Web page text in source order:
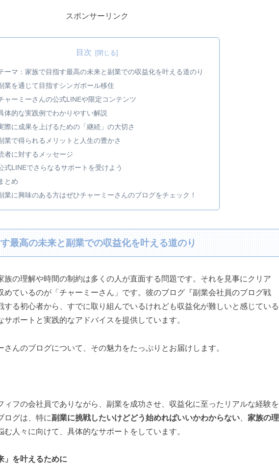
スポンサーリンク
目次
ーマ：家族で目指す最高の未来と副業での収益化を叶える道のり
業を通じて目指すシンガポール移住
ャーミーさんの公式LINEや限定コンテンツ
体的な実践例でわかりやすい解説
際に成果を上げるための「継続」の大切さ
業で得られるメリットと人生の豊かさ
者に対するメッセージ
式LINEでさらなるサポートを受けよう
とめ
業に興味のある方はぜひチャーミーさんのブログをチェック！
最高の未来と副業での収益化を叶える道のり
族の理解や時間の制約は多くの人が直面する問題です。それを見事にクリア
めているのが「チャーミーさん」です。彼のブログ『副業会社員のブログ戦
する初心者から、すでに取り組んでいるけれども収益化が難しいと感じている
サポートと実践的なアドバイスを提供しています。
んのブログについて、その魅力をたっぷりとお届けします。
ィフの会社員でありながら、副業を成功させ、収益化に至ったリアルな経験を
ログは、特に副業に挑戦したいけどどう始めればいいかわからない
家族の理
む人々に向けて、具体的なサポートをしています。
」を叶えるために